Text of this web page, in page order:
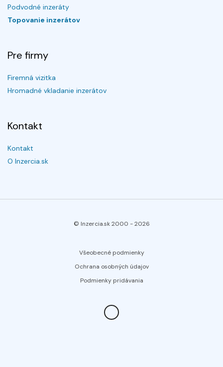
Podvodné inzeráty
Topovanie inzerátov
Pre firmy
Firemná vizitka
Hromadné vkladanie inzerátov
Kontakt
Kontakt
O Inzercia.sk
© Inzercia.sk 2000 -2026
Všeobecné podmienky
Ochrana osobných údajov
Podmienky pridávania